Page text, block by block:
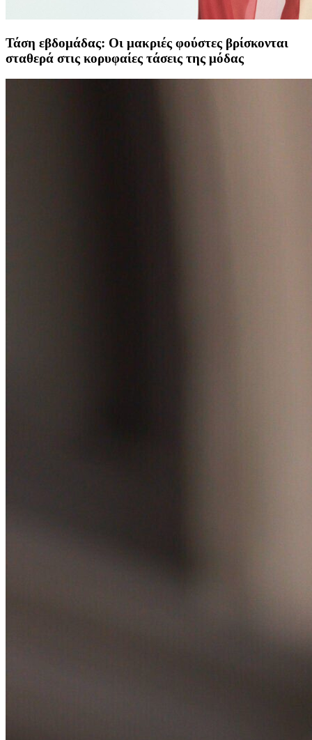
Τάση εβδομάδας: Οι μακριές φούστες βρίσκονται
σταθερά στις κορυφαίες τάσεις της μόδας